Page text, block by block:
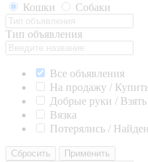
Кошки
Собаки
Тип объявления
Все объявления
На продажу /
Добрые руки / Взять
Вязка
Потерялись /
Сбросить Применить